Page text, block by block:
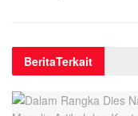
BeritaTerkait